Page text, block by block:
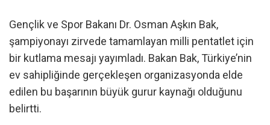
Gençlik ve Spor Bakanı Dr. Osman Aşkın Bak,
şampiyonayı zirvede tamamlayan milli pentatlet için
bir kutlama mesajı yayımladı. Bakan Bak, Türkiye’nin
ev sahipliğinde gerçekleşen organizasyonda elde
edilen bu başarının büyük gurur kaynağı olduğunu
belirtti.